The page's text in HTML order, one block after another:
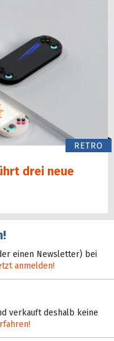
RETRO
drei neue
einen Newsletter) bei
anmelden!
verkauft deshalb keine